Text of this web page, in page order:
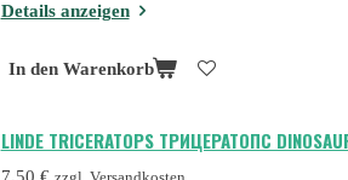
Details anzeigen
In den Warenkorb
LINDE TRICERATOPS ТРИЦЕРАТОПС